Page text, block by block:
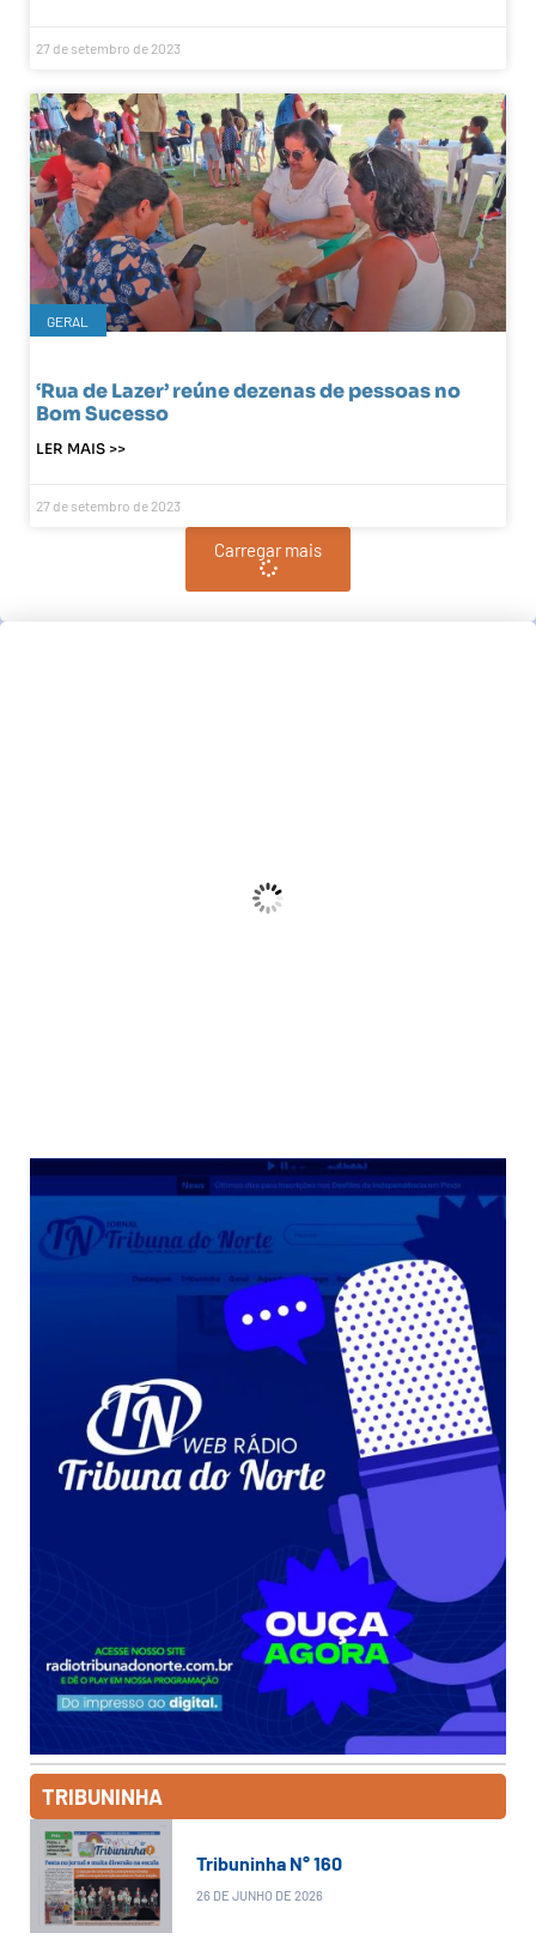
27 de setembro de 2023
GERAL
‘Rua de Lazer’ reúne dezenas de pessoas no
Bom Sucesso
LER MAIS >>
27 de setembro de 2023
Carregar mais
Wind Gust:10 Km/h
TRIBUNINHA
Tribuninha N° 160
26 DE JUNHO DE 2026